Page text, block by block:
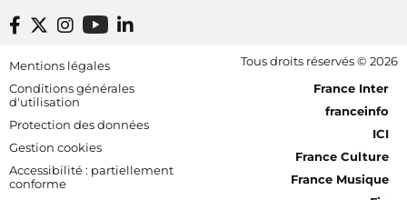
Footer bottom
Mentions légales
Conditions générales
d'utilisation
Protection des données
Gestion cookies
Accessibilité : partiellement
conforme
Tous droits réservés © 2026
[RDF] Pied de page - Mobile
France Inter
franceinfo
ICI
France Culture
France Musique